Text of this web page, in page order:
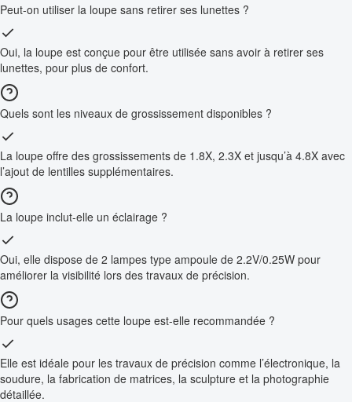
Peut-on utiliser la loupe sans retirer ses lunettes ?
Oui, la loupe est conçue pour être utilisée sans avoir à retirer ses
lunettes, pour plus de confort.
Quels sont les niveaux de grossissement disponibles ?
La loupe offre des grossissements de 1.8X, 2.3X et jusqu’à 4.8X avec
l’ajout de lentilles supplémentaires.
La loupe inclut-elle un éclairage ?
Oui, elle dispose de 2 lampes type ampoule de 2.2V/0.25W pour
améliorer la visibilité lors des travaux de précision.
Pour quels usages cette loupe est-elle recommandée ?
Elle est idéale pour les travaux de précision comme l’électronique, la
soudure, la fabrication de matrices, la sculpture et la photographie
détaillée.